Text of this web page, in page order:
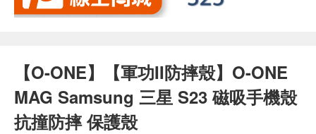
【O-ONE】【軍功II防摔殼】O-ONE
MAG Samsung 三星 S23 磁吸手機殼
抗撞防摔 保護殼